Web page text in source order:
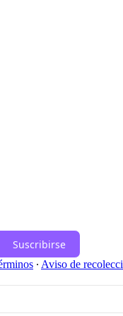
Suscribirse
∙ Aviso de